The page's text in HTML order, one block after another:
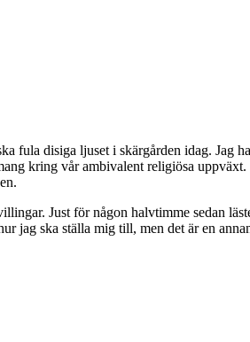
fula disiga ljuset i skärgården idag. Jag
kring vår ambivalent religiösa
Just för någon halvtimme sedan
jag ska ställa mig till, men det är en